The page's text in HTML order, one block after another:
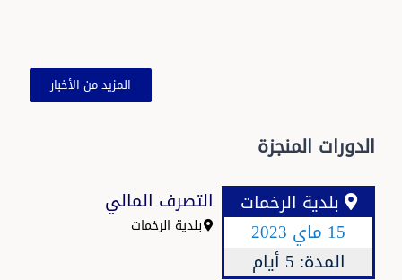
المزيد من الأخبار
الدورات المنجزة
بلدية الرخمات
15 ماي 2023
المدة: 5 أيام
التصرف المالي
بلدية الرخمات